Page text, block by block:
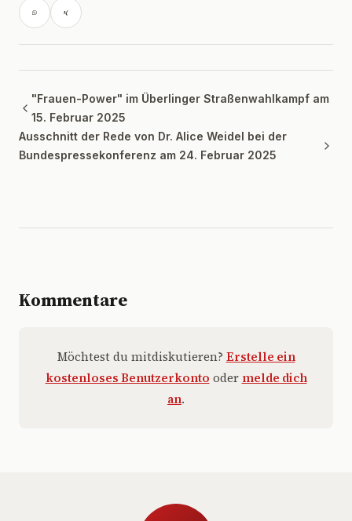
"Frauen-Power" im Überlinger Straßenwahlkampf am
15. Februar 2025
Ausschnitt der Rede von Dr. Alice Weidel bei der
Bundespressekonferenz am 24. Februar 2025
Kommentare
Möchtest du mitdiskutieren? Erstelle ein
kostenloses Benutzerkonto oder melde dich
an.